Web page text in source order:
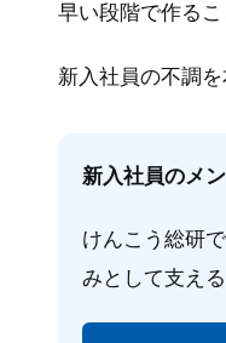
早い段階で作る
新入社員の不調
新入社員のメ
けんこう総研
みとして支え